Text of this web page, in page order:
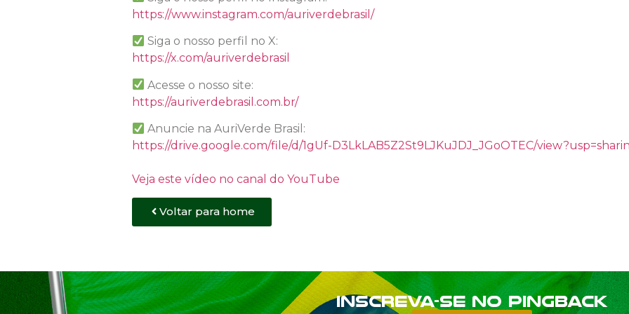
https://www.instagram.com/auriverdebrasil/
Siga o nosso perfil no X:
https://x.com/auriverdebrasil
Acesse o nosso site:
https://auriverdebrasil.com.br/
Anuncie na AuriVerde Brasil:
https://drive.google.com/file/d/1gUf-D3LkLAB5Z2St9LJKuJDJ_JGoOTEC/
Veja este vídeo no canal do YouTube
Voltar para home
Inscreva-se no PINGBACK